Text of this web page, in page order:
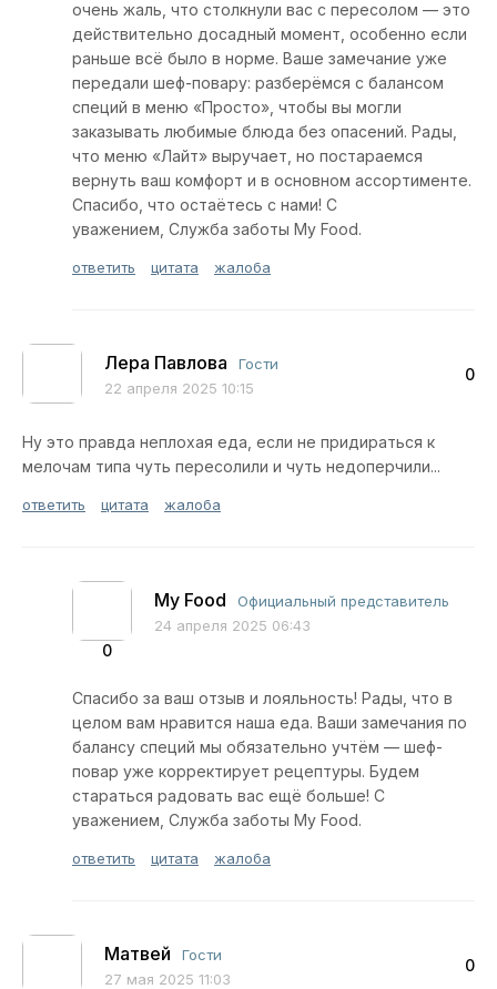
очень жаль, что столкнули вас с пересолом — это
действительно досадный момент, особенно если
раньше всё было в норме. Ваше замечание уже
передали шеф-повару: разберёмся с балансом
специй в меню «Просто», чтобы вы могли
заказывать любимые блюда без опасений. Рады,
что меню «Лайт» выручает, но постараемся
вернуть ваш комфорт и в основном ассортименте.
Спасибо, что остаётесь с нами! С
уважением, Служба заботы My Food.
ответить цитата жалоба
Лера Павлова
Гости
22 апреля 2025 10:15
0
Ну это правда неплохая еда, если не придираться к
мелочам типа чуть пересолили и чуть недоперчили...
ответить цитата жалоба
My Food
Официальный представитель
24 апреля 2025 06:43
0
Спасибо за ваш отзыв и лояльность! Рады, что в
целом вам нравится наша еда. Ваши замечания по
балансу специй мы обязательно учтём — шеф-
повар уже корректирует рецептуры. Будем
стараться радовать вас ещё больше! С
уважением, Служба заботы My Food.
ответить цитата жалоба
Матвей
Гости
27 мая 2025 11:03
0